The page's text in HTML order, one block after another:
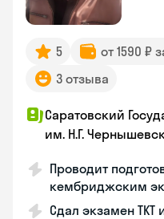
5 от 1590 ₽
3 отзыва
Саратовский
им. Н.Г.
Проводит
кембриджским
Сдал экзамен